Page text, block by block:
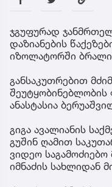
ჯგუფურად
დაზიანების
იზოლატორში ბრალი
განსაკუთრებით
შეუტყობინებლობის
ანასტასია
გიგა ავალიანის
გუშინ ღამით
ვიდეო
იმნაძის სახლიდან